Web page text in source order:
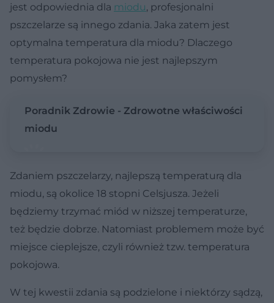
jest odpowiednia dla miodu, profesjonalni
pszczelarze są innego zdania. Jaka zatem jest
optymalna temperatura dla miodu? Dlaczego
temperatura pokojowa nie jest najlepszym
pomysłem?
Poradnik Zdrowie - Zdrowotne właściwości
miodu
Zdaniem pszczelarzy, najlepszą temperaturą dla
miodu, są okolice 18 stopni Celsjusza. Jeżeli
będziemy trzymać miód w niższej temperaturze,
też będzie dobrze. Natomiast problemem może być
miejsce cieplejsze, czyli również tzw. temperatura
pokojowa.
W tej kwestii zdania są podzielone i niektórzy sądzą,